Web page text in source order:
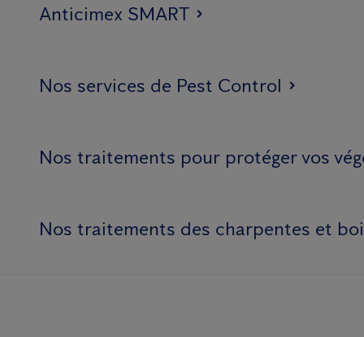
Anticimex SMART
Nos services de Pest Control
Nos traitements pour protéger vos
Nos traitements des charpentes et